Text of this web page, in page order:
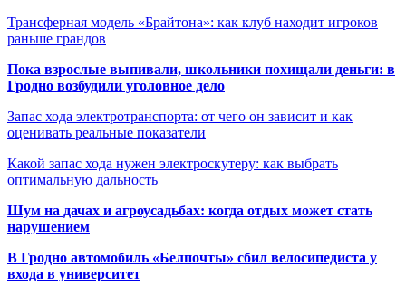
Трансферная модель «Брайтона»: как клуб находит игроков
раньше грандов
Пока взрослые выпивали, школьники похищали деньги: в
Гродно возбудили уголовное дело
Запас хода электротранспорта: от чего он зависит и как
оценивать реальные показатели
Какой запас хода нужен электроскутеру: как выбрать
оптимальную дальность
Шум на дачах и агроусадьбах: когда отдых может стать
нарушением
В Гродно автомобиль «Белпочты» сбил велосипедиста у
входа в университет